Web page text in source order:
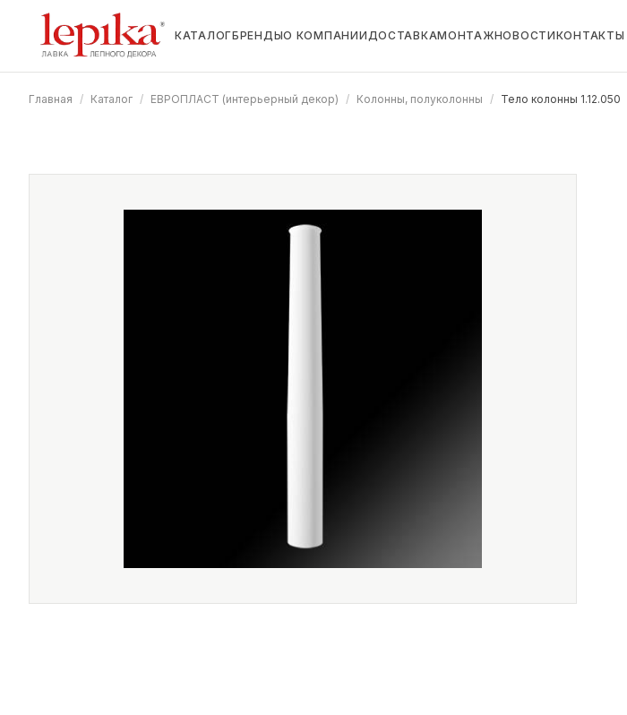
КАТАЛОГБРЕНДЫО КОМПАНИИДОСТАВКАМОНТАЖНОВОСТИКОНТАКТЫ
Главная / Каталог / ЕВРОПЛАСТ (интерьерный декор) / Колонны, полуколонны / Тело колонны 1.12.050